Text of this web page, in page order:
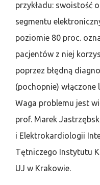
przykładu: swoistość
segmentu
poziomie 80 proc.
pacjentów z niej
poprzez błędną
(pochopnie) włączone
Waga problemu jest
prof. Marek
i Elektrokardiologii
Tętniczego Instytutu
UJ w Krakowie.